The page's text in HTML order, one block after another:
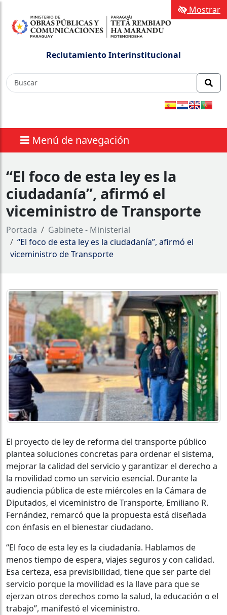
Reclutamiento Interinstitucional
Menú de navegación
Mostrar
“El foco de esta ley es la
ciudadanía”, afirmó el
viceministro de Transporte
Portada
Gabinete - Ministerial
“El foco de esta ley es la ciudadanía”, afirmó el
viceministro de Transporte
El proyecto de ley de reforma del transporte público
plantea soluciones concretas para ordenar el sistema,
mejorar la calidad del servicio y garantizar el derecho a
la movilidad como un servicio esencial. Durante la
audiencia pública de este miércoles en la Cámara de
Diputados, el viceministro de Transporte, Emiliano R.
Fernández, remarcó que la propuesta está diseñada
con énfasis en el bienestar ciudadano.
“El foco de esta ley es la ciudadanía. Hablamos de
menos tiempo de espera, viajes seguros y con calidad.
Esa certeza, esa previsibilidad, tiene que ser parte del
servicio porque la movilidad es la llave para que se
ejerzan otros derechos como la salud, la educación o el
trabajo”, manifestó el viceministro.